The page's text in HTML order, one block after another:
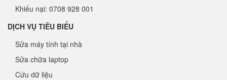
Khiếu nại: 0708 928 001
DỊCH VỤ TIÊU BIỂU
Sửa máy tính tại nhà
Sửa chữa laptop
Cứu dữ liệu